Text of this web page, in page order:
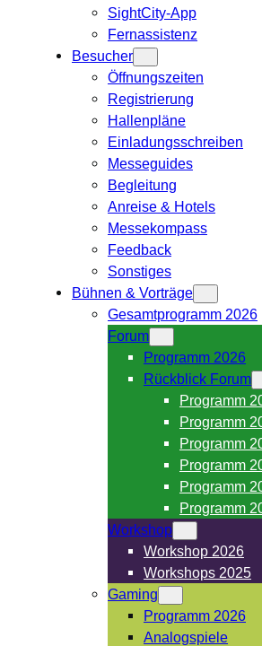
SightCity-App
Fernassistenz
Besucher
Öffnungszeiten
Registrierung
Hallenpläne
Einladungsschreiben
Messeguides
Begleitung
Anreise & Hotels
Messekompass
Feedback
Sonstiges
Bühnen & Vorträge
Gesamtprogramm 2026
Forum
Programm 2026
Rückblick Forum
Programm
Programm
Programm
Programm
Programm
Programm
Workshop
Workshop 2026
Workshops 2025
Gaming
Programm 2026
Analogspiele